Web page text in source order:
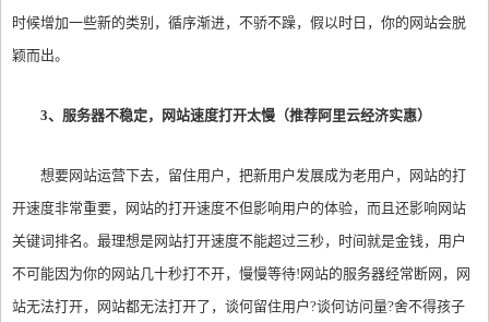
时候增加一些新的类别，循序渐进，不骄不躁，假以时日，你的网站会脱
颖而出。
3、服务器不稳定，网站速度打开太慢（推荐阿里云经济实惠）
想要网站运营下去，留住用户，把新用户发展成为老用户，网站的打
开速度非常重要，网站的打开速度不但影响用户的体验，而且还影响网站
关键词排名。最理想是网站打开速度不能超过三秒，时间就是金钱，用户
不可能因为你的网站几十秒打不开，慢慢等待!网站的服务器经常断网，网
站无法打开，网站都无法打开了，谈何留住用户?谈何访问量?舍不得孩子